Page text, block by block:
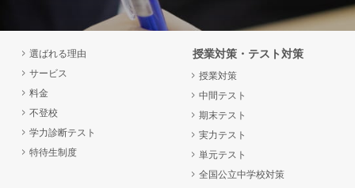
選ばれる理由
サービス
料金
不登校
学力診断テスト
特待生制度
授業対策・テスト対策
授業対策
中間テスト
期末テスト
実力テスト
単元テスト
全国公立中学校対策